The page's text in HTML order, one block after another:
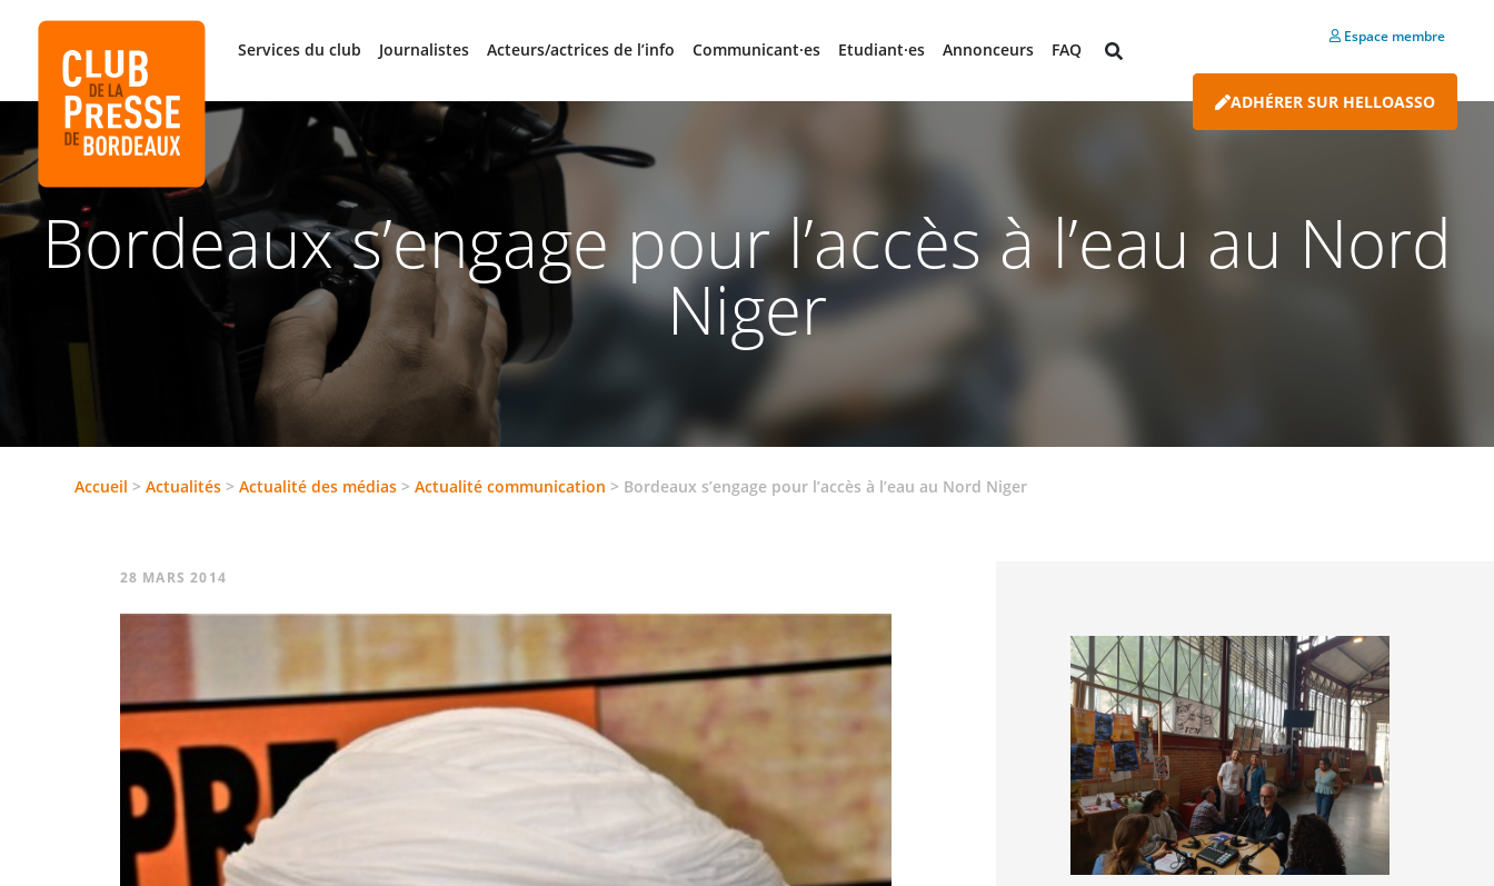
Services du club Journalistes Acteurs/actrices de l’info Communicant·es Etudiant·es Annonceurs FAQ
Espace membre
ADHÉRER SUR HELLOASSO
Bordeaux s’engage pour l’accès à l’eau au Nord
Niger
Accueil >Actualités >Actualité des médias >Actualité communication > Bordeaux s’engage pour l’accès à l’eau au Nord Niger
28 MARS 2014